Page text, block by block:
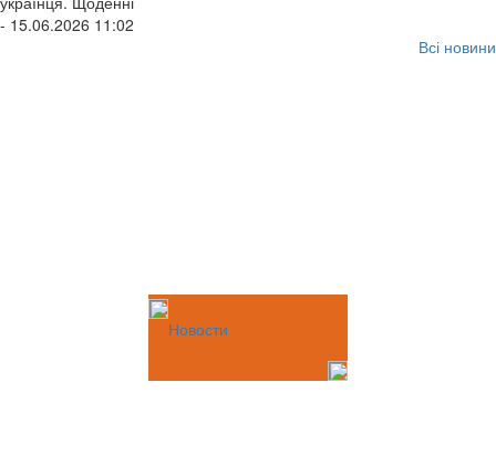
- 15.06.2026 11:02
Всі новини
Новости